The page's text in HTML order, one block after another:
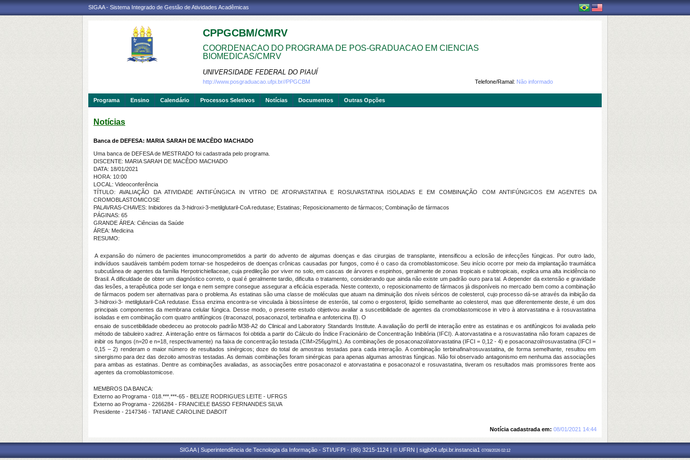
SIGAA - Sistema Integrado de Gestão de Atividades Acadêmicas
CPPGCBM/CMRV
COORDENACAO DO PROGRAMA DE POS-GRADUACAO EM CIENCIAS
BIOMEDICAS/CMRV
UNIVERSIDADE FEDERAL DO PIAUÍ
Telefone/Ramal: Não informado
http://www.posgraduacao.ufpi.br//PPGCBM
Programa Ensino Calendário Processos Seletivos Notícias Documentos Outras Opções
Notícias
Banca de DEFESA: MARIA SARAH DE MACÊDO MACHADO
Uma banca de DEFESA de MESTRADO foi cadastrada pelo programa.
DISCENTE: MARIA SARAH DE MACÊDO MACHADO
DATA: 18/01/2021
HORA: 10:00
LOCAL: Videoconferência
TÍTULO: AVALIAÇÃO DA ATIVIDADE ANTIFÚNGICA IN VITRO DE ATORVASTATINA E ROSUVASTATINA ISOLADAS E EM COMBINAÇÃO COM ANTIFÚNGICOS EM AGENTES DA
CROMOBLASTOMICOSE
PALAVRAS-CHAVES: Inibidores da 3-hidroxi-3-metilglutaril-CoA redutase; Estatinas; Reposicionamento de fármacos; Combinação de fármacos
PÁGINAS: 65
GRANDE ÁREA: Ciências da Saúde
ÁREA: Medicina
RESUMO:
A expansão do número de pacientes imunocomprometidos a partir do advento de algumas doenças e das cirurgias de transplante, intensificou a eclosão de infecções fúngicas. Por outro lado,
indivíduos saudáveis também podem tornar-se hospedeiros de doenças crônicas causadas por fungos, como é o caso da cromoblastomicose. Seu início ocorre por meio da implantação traumática
subcutânea de agentes da família Herpotrichiellaceae, cuja predileção por viver no solo, em cascas de árvores e espinhos, geralmente de zonas tropicais e subtropicais, explica uma alta incidência no
Brasil. A dificuldade de obter um diagnóstico correto, o qual é geralmente tardio, dificulta o tratamento, considerando que ainda não existe um padrão ouro para tal. A depender da extensão e gravidade
das lesões, a terapêutica pode ser longa e nem sempre consegue assegurar a eficácia esperada. Neste contexto, o reposicionamento de fármacos já disponíveis no mercado bem como a combinação
de fármacos podem ser alternativas para o problema. As estatinas são uma classe de moléculas que atuam na diminuição dos níveis séricos de colesterol, cujo processo dá-se através da inibição da
3-hidroxi-3- metilglutaril-CoA redutase. Essa enzima encontra-se vinculada à biossíntese de esteróis, tal como o ergosterol, lipídio semelhante ao colesterol, mas que diferentemente deste, é um dos
principais componentes da membrana celular fúngica. Desse modo, o presente estudo objetivou avaliar a suscetibilidade de agentes da cromoblastomicose in vitro à atorvastatina e à rosuvastatina
isoladas e em combinação com quatro antifúngicos (itraconazol, posaconazol, terbinafina e anfotericina B). O
ensaio de suscetibilidade obedeceu ao protocolo padrão M38-A2 do Clinical and Laboratory Standards Institute. A avaliação do perfil de interação entre as estatinas e os antifúngicos foi avaliada pelo
método de tabuleiro xadrez. A interação entre os fármacos foi obtida a partir do Cálculo do Índice Fracionário de Concentração Inibitória (IFCI). A atorvastatina e a rosuvastatina não foram capazes de
inibir os fungos (n=20 e n=18, respectivamente) na faixa de concentração testada (CIM>256μg/mL). As combinações de posaconazol/atorvastatina (IFCI = 0,12 - 4) e posaconazol/rosuvastatina (IFCI =
0,15 – 2) renderam o maior número de resultados sinérgicos; doze do total de amostras testadas para cada interação. A combinação terbinafina/rosuvastatina, de forma semelhante, resultou em
sinergismo para dez das dezoito amostras testadas. As demais combinações foram sinérgicas para apenas algumas amostras fúngicas. Não foi observado antagonismo em nenhuma das associações
para ambas as estatinas. Dentre as combinações avaliadas, as associações entre posaconazol e atorvastatina e posaconazol e rosuvastatina, tiveram os resultados mais promissores frente aos
agentes da cromoblastomicose.
MEMBROS DA BANCA:
Externo ao Programa - 018.***.***-65 - BELIZE RODRIGUES LEITE - UFRGS
Externo ao Programa - 2266284 - FRANCIELE BASSO FERNANDES SILVA
Presidente - 2147346 - TATIANE CAROLINE DABOIT
Notícia cadastrada em: 08/01/2021 14:44
SIGAA | Superintendência de Tecnologia da Informação - STI/UFPI - (86) 3215-1124 | © UFRN | sigjb04.ufpi.br.instancia1 07/08/2026 02:12